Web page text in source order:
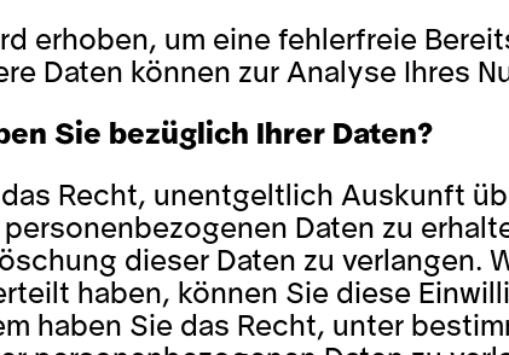
erhoben, um eine fehlerfreie
Daten können zur Analyse Ihres
Sie bezüglich Ihrer Daten?
Recht, unentgeltlich Auskunft
Daten zu
dieser Daten zu verlangen.
haben, können Sie diese
haben Sie das Recht, unter